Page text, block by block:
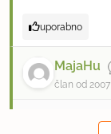
uporabno
MajaHu
član od 2007